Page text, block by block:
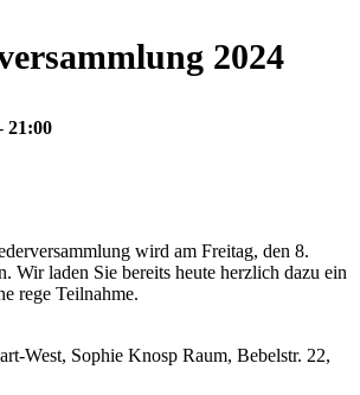
2024
21:00
wird am Freitag, den 8.
Wir laden Sie bereits heute herzlich dazu ein
rege Teilnahme.
West, Sophie Knosp Raum, Bebelstr. 22,